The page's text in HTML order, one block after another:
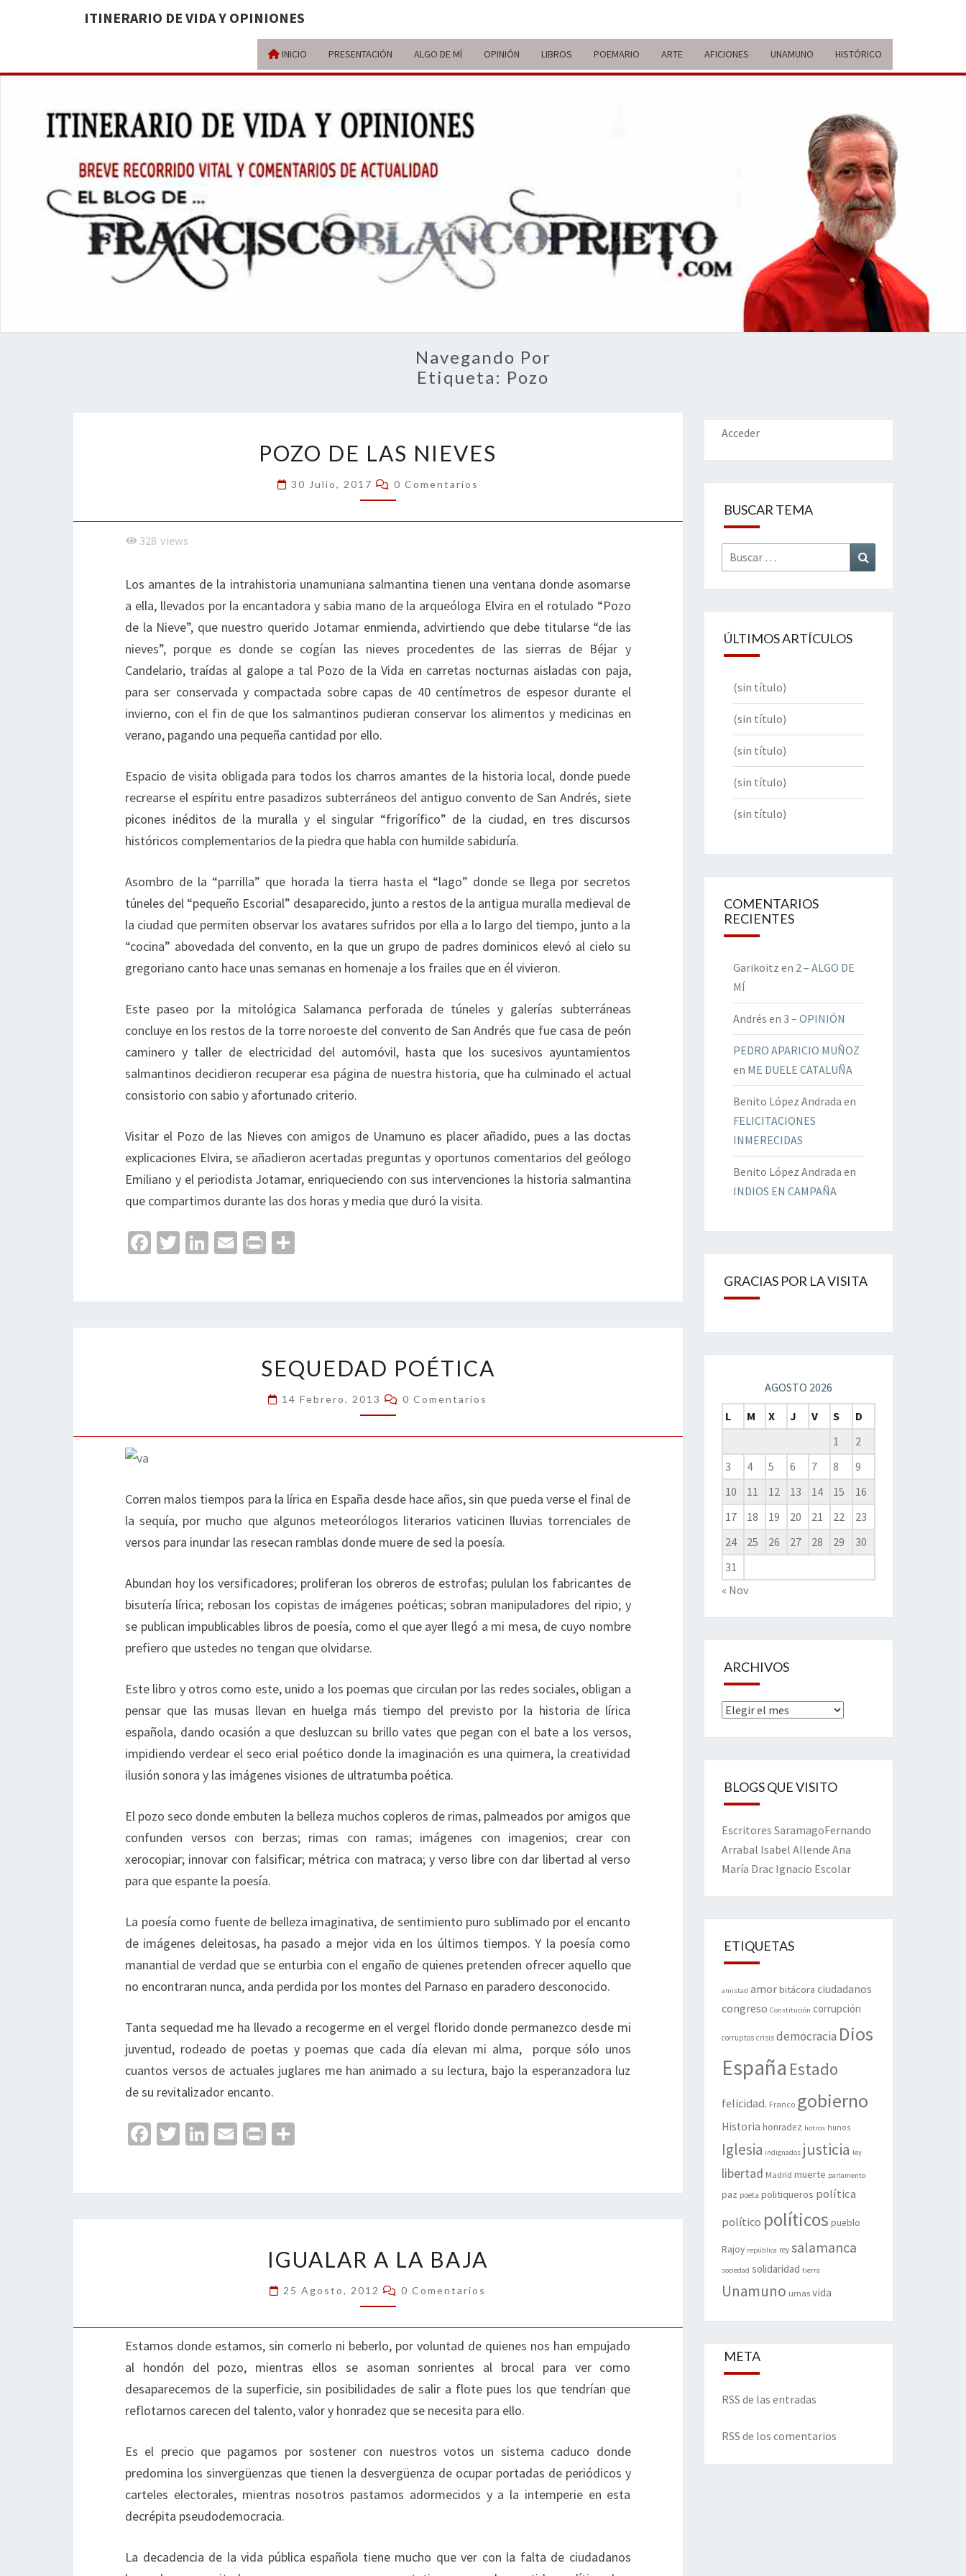
ITINERARIO DE VIDA Y OPINIONES
INICIO PRESENTACIÓN ALGO DE MÍ OPINIÓN LIBROS POEMARIO ARTE AFICIONES UNAMUNO HISTÓRICO
ITINERARIO
DE VIDA Y
OPINIONES
BREVE
RECORRIDO
VITAL Y
COMENTARIOS
ACTUALIDAD
Navegando Por
Etiqueta: Pozo
DE
LAS
NIEVES
POZO DE LAS NIEVES
30 Julio, 2017 Comentarios
0 Comentarios
328 views
Los amantes de la intrahistoria unamuniana salmantina tienen una ventana donde asomarse
a ella, llevados por la encantadora y sabia mano de la arqueóloga Elvira en el rotulado “Pozo
de la Nieve”, que nuestro querido Jotamar enmienda, advirtiendo que debe titularse “de las
nieves”, porque es donde se cogían las nieves procedentes de las sierras de Béjar y
Candelario, traídas al galope a tal Pozo de la Vida en carretas nocturnas aisladas con paja,
para ser conservada y compactada sobre capas de 40 centímetros de espesor durante el
invierno, con el fin de que los salmantinos pudieran conservar los alimentos y medicinas en
verano, pagando una pequeña cantidad por ello.
Espacio de visita obligada para todos los charros amantes de la historia local, donde puede
recrearse el espíritu entre pasadizos subterráneos del antiguo convento de San Andrés, siete
picones inéditos de la muralla y el singular “frigorífico” de la ciudad, en tres discursos
históricos complementarios de la piedra que habla con humilde sabiduría.
Asombro de la “parrilla” que horada la tierra hasta el “lago” donde se llega por secretos
túneles del “pequeño Escorial” desaparecido, junto a restos de la antigua muralla medieval de
la ciudad que permiten observar los avatares sufridos por ella a lo largo del tiempo, junto a la
“cocina” abovedada del convento, en la que un grupo de padres dominicos elevó al cielo su
gregoriano canto hace unas semanas en homenaje a los frailes que en él vivieron.
Este paseo por la mitológica Salamanca perforada de túneles y galerías subterráneas
concluye en los restos de la torre noroeste del convento de San Andrés que fue casa de peón
caminero y taller de electricidad del automóvil, hasta que los sucesivos ayuntamientos
salmantinos decidieron recuperar esa página de nuestra historia, que ha culminado el actual
consistorio con sabio y afortunado criterio.
Visitar el Pozo de las Nieves con amigos de Unamuno es placer añadido, pues a las doctas
explicaciones Elvira, se añadieron acertadas preguntas y oportunos comentarios del geólogo
Emiliano y el periodista Jotamar, enriqueciendo con sus intervenciones la historia salmantina
que compartimos durante las dos horas y media que duró la visita.
Fa
o
T
Li
n
E
Pr
ar
tir
POÉTICA
SEQUEDAD POÉTICA
14 Febrero, 2013 Comentarios
0 Comentarios
Corren malos tiempos para la lírica en España desde hace años, sin que pueda verse el final de
la sequía, por mucho que algunos meteorólogos literarios vaticinen lluvias torrenciales de
versos para inundar las resecan ramblas donde muere de sed la poesía.
Abundan hoy los versificadores; proliferan los obreros de estrofas; pululan los fabricantes de
bisutería lírica; rebosan los copistas de imágenes poéticas; sobran manipuladores del ripio; y
se publican impublicables libros de poesía, como el que ayer llegó a mi mesa, de cuyo nombre
prefiero que ustedes no tengan que olvidarse.
Este libro y otros como este, unido a los poemas que circulan por las redes sociales, obligan a
pensar que las musas llevan en huelga más tiempo del previsto por la historia de lírica
española, dando ocasión a que desluzcan su brillo vates que pegan con el bate a los versos,
impidiendo verdear el seco erial poético donde la imaginación es una quimera, la creatividad
ilusión sonora y las imágenes visiones de ultratumba poética.
El pozo seco donde embuten la belleza muchos copleros de rimas, palmeados por amigos que
confunden versos con berzas; rimas con ramas; imágenes con imagenios; crear con
xerocopiar; innovar con falsificar; métrica con matraca; y verso libre con dar libertad al verso
para que espante la poesía.
La poesía como fuente de belleza imaginativa, de sentimiento puro sublimado por el encanto
de imágenes deleitosas, ha pasado a mejor vida en los últimos tiempos. Y la poesía como
manantial de verdad que se enturbia con el engaño de quienes pretenden ofrecer aquello que
no encontraran nunca, anda perdida por los montes del Parnaso en paradero desconocido.
Tanta sequedad me ha llevado a recogerme en el vergel florido donde permanezco desde mi
juventud, rodeado de poetas y poemas que cada día elevan mi alma, porque sólo unos
cuantos versos de actuales juglares me han animado a su lectura, bajo la esperanzadora luz
de su revitalizador encanto.
Fa
o
T
Li
n
E
Pr
ar
tir
A
LA
BAJA
IGUALAR A LA BAJA
25 Agosto, 2012 Comentarios
0 Comentarios
Estamos donde estamos, sin comerlo ni beberlo, por voluntad de quienes nos han empujado
al hondón del pozo, mientras ellos se asoman sonrientes al brocal para ver como
desaparecemos de la superficie, sin posibilidades de salir a flote pues los que tendrían que
reflotarnos carecen del talento, valor y honradez que se necesita para ello.
Es el precio que pagamos por sostener con nuestros votos un sistema caduco donde
predomina los sinvergüenzas que tienen la desvergüenza de ocupar portadas de periódicos y
carteles electorales, mientras nosotros pastamos adormecidos y a la intemperie en esta
decrépita pseudodemocracia.
La decadencia de la vida pública española tiene mucho que ver con la falta de ciudadanos
Acceder
BUSCAR TEMA
Buscar
por:
ÚLTIMOS ARTÍCULOS
(sin título)
(sin título)
(sin título)
(sin título)
(sin título)
COMENTARIOS
RECIENTES
Garikoitz en 2 – ALGO DE
MÍ
Andrés en 3 – OPINIÓN
PEDRO APARICIO MUÑOZ
en ME DUELE CATALUÑA
Benito López Andrada en
FELICITACIONES
INMERECIDAS
Benito López Andrada en
INDIOS EN CAMPAÑA
GRACIAS POR LA VISITA
AGOSTO 2026
L
M X J V S
D
1
2
3
4 5 6 7 8
9
10
11 12 13 14 15
16
17
18 19 20 21 22
23
24
25 26 27 28 29
30
31
« Nov
ARCHIVOS
Archivos
BLOGS QUE VISITO
Escritores SaramagoFernando
Arrabal Isabel Allende Ana
María Drac Ignacio Escolar
ETIQUETAS
amistad amorbitácora ciudadanos
congreso Constitución corrupción
corruptos crisis democracia Dios
España Estado
felicidad. Franco gobierno
Historia honradez hotros hunos
Iglesia indignados justicia ley
libertad Madrid muerte parlamento
paz poeta politiqueros política
político políticos pueblo
Rajoy república rey salamanca
sociedad solidaridad tierra
Unamuno urnas vida
META
RSS de las entradas
RSS de los comentarios